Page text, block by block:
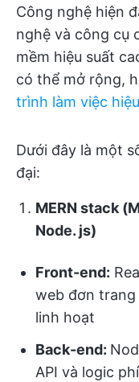
Công nghệ hiện
nghệ và công cụ
mềm hiệu suất
có thể mở rộng,
trình làm việc
Dưới đây là một
đại:
MERN stack
Node. js)
Front-end:
web đơn
linh hoạt
Back-end:
API và logic